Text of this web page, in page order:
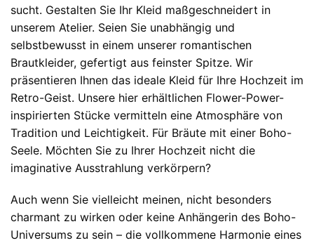
sucht. Gestalten Sie Ihr Kleid maßgeschneidert in
unserem Atelier. Seien Sie unabhängig und
selbstbewusst in einem unserer romantischen
Brautkleider, gefertigt aus feinster Spitze. Wir
präsentieren Ihnen das ideale Kleid für Ihre Hochzeit im
Retro-Geist. Unsere hier erhältlichen Flower-Power-
inspirierten Stücke vermitteln eine Atmosphäre von
Tradition und Leichtigkeit. Für Bräute mit einer Boho-
Seele. Möchten Sie zu Ihrer Hochzeit nicht die
imaginative Ausstrahlung verkörpern?
Auch wenn Sie vielleicht meinen, nicht besonders
charmant zu wirken oder keine Anhängerin des Boho-
Universums zu sein – die vollkommene Harmonie eines